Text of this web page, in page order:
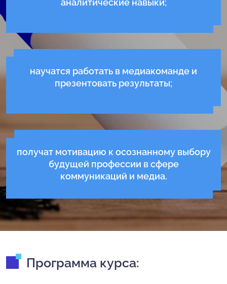
аналитические навыки;
научатся работать в медиакоманде и
презентовать результаты;
получат мотивацию к осознанному выбору
будущей профессии в сфере
коммуникаций и медиа.
Программа курса: